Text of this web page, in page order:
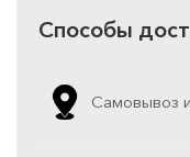
Способы
Самовывоз